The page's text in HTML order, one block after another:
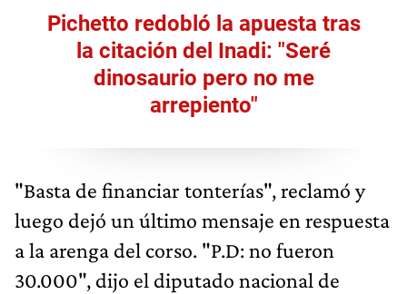
Pichetto redobló la apuesta tras
la citación del Inadi: "Seré
dinosaurio pero no me
arrepiento"
"Basta de financiar tonterías", reclamó y
luego dejó un último mensaje en respuesta
a la arenga del corso. "P.D: no fueron
30.000", dijo el diputado nacional de